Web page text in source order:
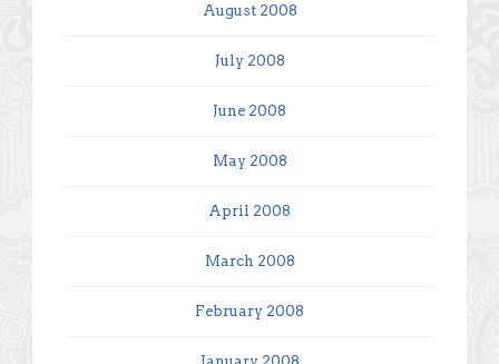
August 2008
July 2008
June 2008
May 2008
April 2008
March 2008
February 2008